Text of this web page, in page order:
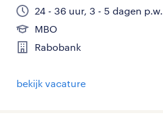
24 - 36 uur, 3 - 5 dagen p.w.
MBO
Rabobank
bekijk vacature